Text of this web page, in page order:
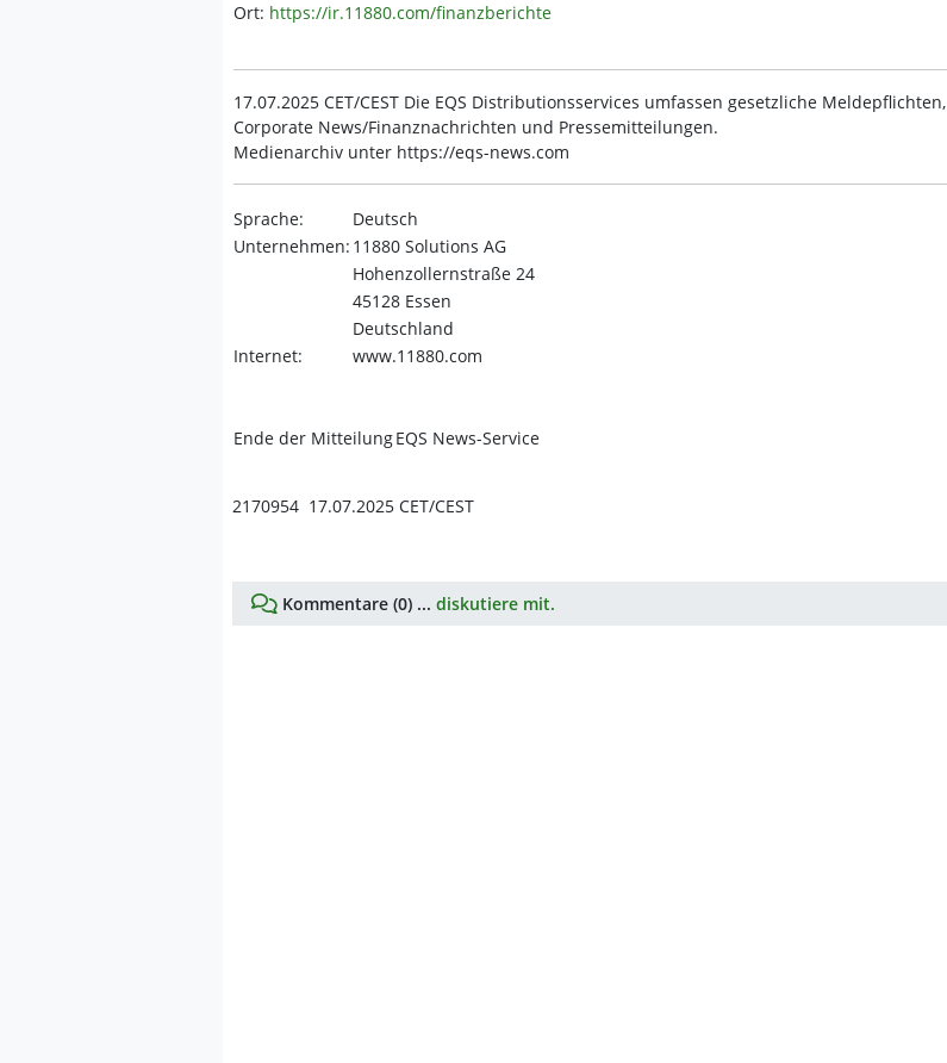
Ort: https://ir.11880.com/finanzberichte
17.07.2025 CET/CEST Die EQS Distributionsservices umfassen gesetzliche Meldepflichten,
Corporate News/Finanznachrichten und Pressemitteilungen.
Medienarchiv unter https://eqs-news.com
Sprache:
Deutsch
Unternehmen: 11880 Solutions AG
Hohenzollernstraße 24
45128 Essen
Deutschland
Internet:
www.11880.com
Ende der MitteilungEQS News-Service
2170954 17.07.2025 CET/CEST
Kommentare (0) ... diskutiere mit.